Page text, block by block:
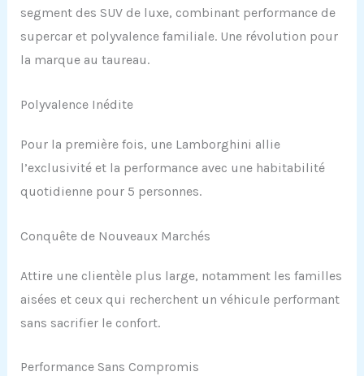
segment des SUV de luxe, combinant performance de
supercar et polyvalence familiale. Une révolution pour
la marque au taureau.
Polyvalence Inédite
Pour la première fois, une Lamborghini allie
l’exclusivité et la performance avec une habitabilité
quotidienne pour 5 personnes.
Conquête de Nouveaux Marchés
Attire une clientèle plus large, notamment les familles
aisées et ceux qui recherchent un véhicule performant
sans sacrifier le confort.
Performance Sans Compromis